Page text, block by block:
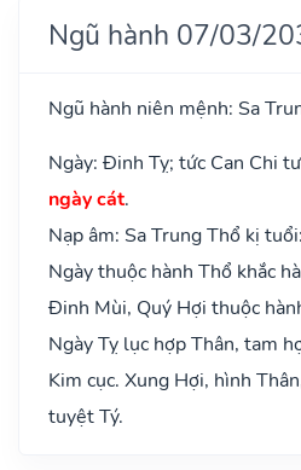
Ngũ hành 07/03/
Ngũ hành niên mệnh: Sa
Ngày: Đinh Tỵ; tức Can Chi
ngày cát.
Nạp âm: Sa Trung Thổ kị
Ngày thuộc hành Thổ khắc
Đinh Mùi, Quý Hợi thuộc
Ngày Tỵ lục hợp Thân, tam
Kim cục. Xung Hợi, hình
tuyệt Tý.